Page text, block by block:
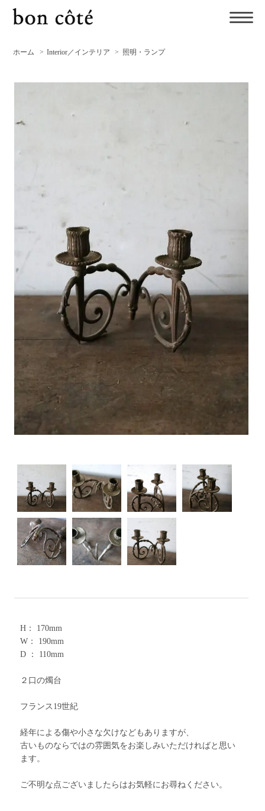
ホーム > Interior／インテリア > 照明・ランプ
H： 170mm
W： 190mm
D ： 110mm
２口の燭台
フランス19世紀
経年による傷や小さな欠けなどもありますが、
古いものならではの雰囲気をお楽しみいただければと思い
ます。
ご不明な点ございましたらはお気軽にお尋ねください。